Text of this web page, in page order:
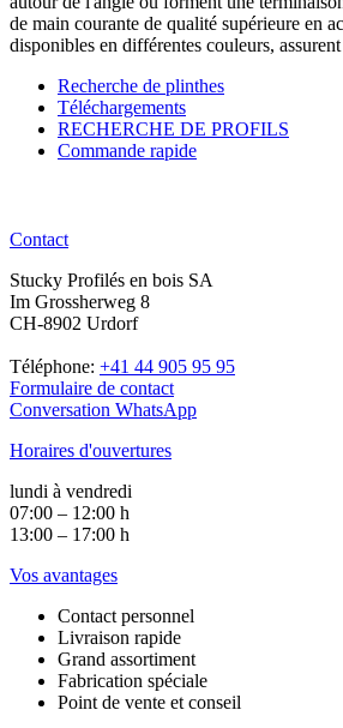
de main courante de qualité supérieure en
disponibles en différentes couleurs,
Recherche de plinthes
Téléchargements
RECHERCHE DE PROFILS
Commande rapide
Contact
Stucky Profilés en bois SA
Im Grossherweg 8
CH-8902 Urdorf
Téléphone: +41 44 905 95 95
Formulaire de contact
Conversation WhatsApp
Horaires d'ouvertures
lundi à vendredi
07:00 – 12:00 h
13:00 – 17:00 h
Vos avantages
Contact personnel
Livraison rapide
Grand assortiment
Fabrication spéciale
Point de vente et conseil